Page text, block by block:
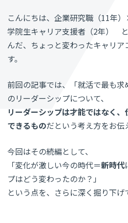
こんにちは、企業研究職（11年
学院生キャリア支援者（2年）
んだ、ちょっと変わったキャリ
す。
前回の記事では、「就活で最も
のリーダーシップについて、
リーダーシップは才能ではなく
できるものだという考え方をお伝
今回はその続編として、
「変化が激しい今の時代＝新時代
プはどう変わったのか？」
という点を、さらに深く掘り下げ